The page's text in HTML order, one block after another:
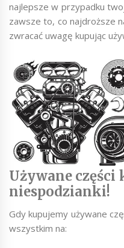
najlepsze w przypadku
zawsze to, co najdroższe
zwracać uwagę kupując
Używane części
niespodzianki!
Gdy kupujemy używane
wszystkim na: